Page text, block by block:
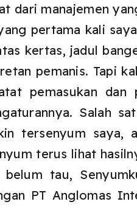
dari manajemen
pertama kali
kertas, jadul
pemanis. Tapi
pemasukan dan
Salah
tersenyum saya,
terus lihat
tau,
PT Anglomas